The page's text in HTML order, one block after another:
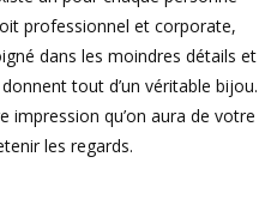
professionnel et corporate,
dans les moindres détails et
tout d’un véritable bijou.
impression qu’on aura de votre
les regards.